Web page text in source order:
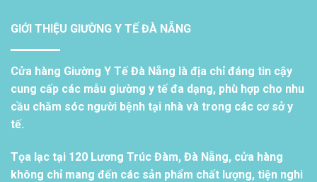
GIỚI THIỆU GIƯỜNG Y TẾ ĐÀ NẴNG
Cửa hàng Giường Y Tế Đà Nẵng là địa chỉ đáng tin cậy
cung cấp các mẫu giường y tế đa dạng, phù hợp cho nhu
cầu chăm sóc người bệnh tại nhà và trong các cơ sở y
tế.
Tọa lạc tại 120 Lương Trúc Đàm, Đà Nẵng, cửa hàng
không chỉ mang đến các sản phẩm chất lượng, tiện nghi